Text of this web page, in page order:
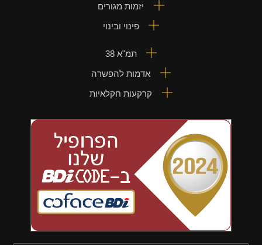
יזמות מגורים
פינוי ובינוי
תמ"א 38
אדמות להפשרה
קרקעות חקלאיות